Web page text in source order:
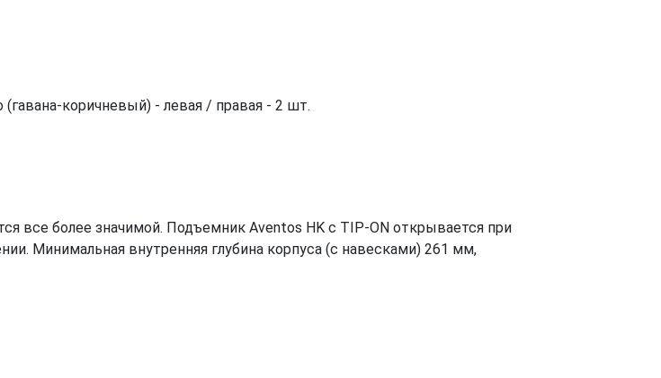
(гавана-коричневый) - левая / правая - 2 шт.
все более значимой. Подъемник Aventos HK с TIP-ON открывается при
Минимальная внутренняя глубина корпуса (с навесками) 261 мм,